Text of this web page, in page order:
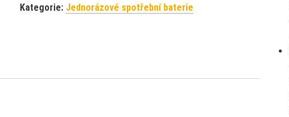
Kategorie: Jednorázové spotřební baterie